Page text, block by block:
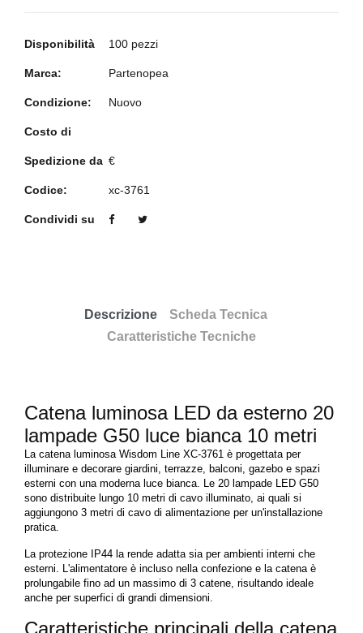
Disponibilità 100 pezzi
Marca: Partenopea
Condizione: Nuovo
Costo di
Spedizione da €
Codice: xc-3761
Condividi su
Descrizione
Scheda Tecnica
Caratteristiche Tecniche
Catena luminosa LED da esterno 20
lampade G50 luce bianca 10 metri
La catena luminosa Wisdom Line XC-3761 è progettata per
illuminare e decorare giardini, terrazze, balconi, gazebo e spazi
esterni con una moderna luce bianca. Le 20 lampade LED G50
sono distribuite lungo 10 metri di cavo illuminato, ai quali si
aggiungono 3 metri di cavo di alimentazione per un'installazione
pratica.
La protezione IP44 la rende adatta sia per ambienti interni che
esterni. L'alimentatore è incluso nella confezione e la catena è
prolungabile fino ad un massimo di 3 catene, risultando ideale
anche per superfici di grandi dimensioni.
Caratteristiche principali della catena